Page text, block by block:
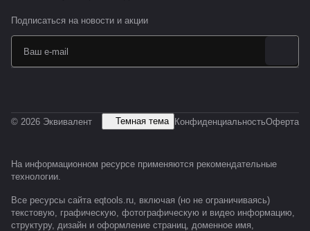
Подписаться на новости и акции
© 2026 Эквивалент Темная тема КонфиденциальностьОферта
На информационном ресурсе применяются рекомендательные
технологии.
Все ресурсы сайта eqtools.ru, включая (но не ограничиваясь)
текстовую, графическую, фотографическую и видео информацию,
структуру, дизайн и оформление страниц, доменное имя,